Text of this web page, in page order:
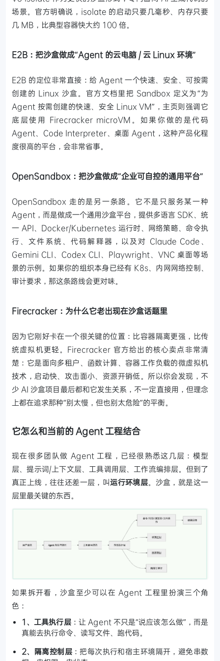
场景。官方明确说，isolate 的启动只要几毫秒、内存只要
几 MB，比典型容器快大约 100 倍。
E2B：把沙盒做成“Agent 的云电脑 / 云 Linux 环境”
E2B 的定位非常直接：给 Agent 一个快速、安全、可按需
创建的 Linux 沙盒。官方文档里把 Sandbox 定义为“为
Agent 按需创建的快速、安全 Linux VM”，主页则强调它
底层使用 Firecracker microVM。如果你做的是代码
Agent、Code Interpreter、桌面 Agent，这种产品化程
度很高的平台，会非常省事。
OpenSandbox：把沙盒做成“企业可自控的通用平台”
OpenSandbox 走的是另一条路。它不是只服务某一种
Agent，而是做成一个通用沙盒平台，提供多语言 SDK、统
一 API、Docker/Kubernetes 运行时、网络策略、命令执
行、文件系统、代码解释器，以及对 Claude Code、
Gemini CLI、Codex CLI、Playwright、VNC 桌面等场
景的示例。如果你的组织本身已经有 K8s、内网网络控制、
审计要求，那这条路线会更对味。
Firecracker：为什么它老出现在沙盒话题里
因为它刚好卡在一个很关键的位置：比容器隔离更强，比传
统虚拟机更轻。Firecracker 官方给出的核心卖点非常清
楚：它是面向多租户、函数计算、容器工作负载的微虚拟机
技术，启动快、攻击面小、资源开销低。所以你会发现，不
少 AI 沙盒项目最后都和它发生关系，不一定直接用，但理念
上都在追求那种“别太慢，但也别太危险”的平衡。
它怎么和当前的 Agent 工程结合
现在很多团队做 Agent 工程，已经很熟悉这几层：模型
层、提示词/上下文层、工具调用层、工作流编排层。但到了
真正上线，往往还差一层，叫运行环境层。沙盒，就是这一
层里最关键的东西。
如果拆开看，沙盒至少可以在 Agent 工程里扮演三个角
色：
1、工具执行层：让 Agent 不只是“说应该怎么做”，而是
真能去执行命令、读写文件、跑代码。
2、隔离控制层：把每次执行和宿主环境隔开，避免串数